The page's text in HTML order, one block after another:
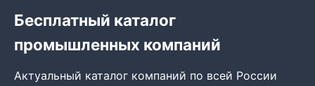
Бесплатный каталог
промышленных компаний
Актуальный каталог компаний по всей России